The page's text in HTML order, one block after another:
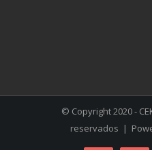
© Copyright 2020 -
reservados |